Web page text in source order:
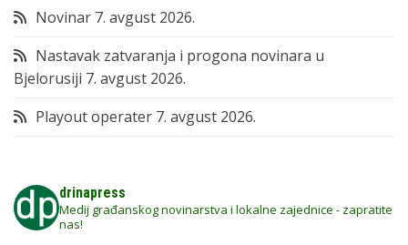
Novinar 7. avgust 2026.
Nastavak zatvaranja i progona novinara u
Bjelorusiji 7. avgust 2026.
Playout operater 7. avgust 2026.
drinapress
Medij građanskog novinarstva i lokalne zajednice - zapratite
nas!